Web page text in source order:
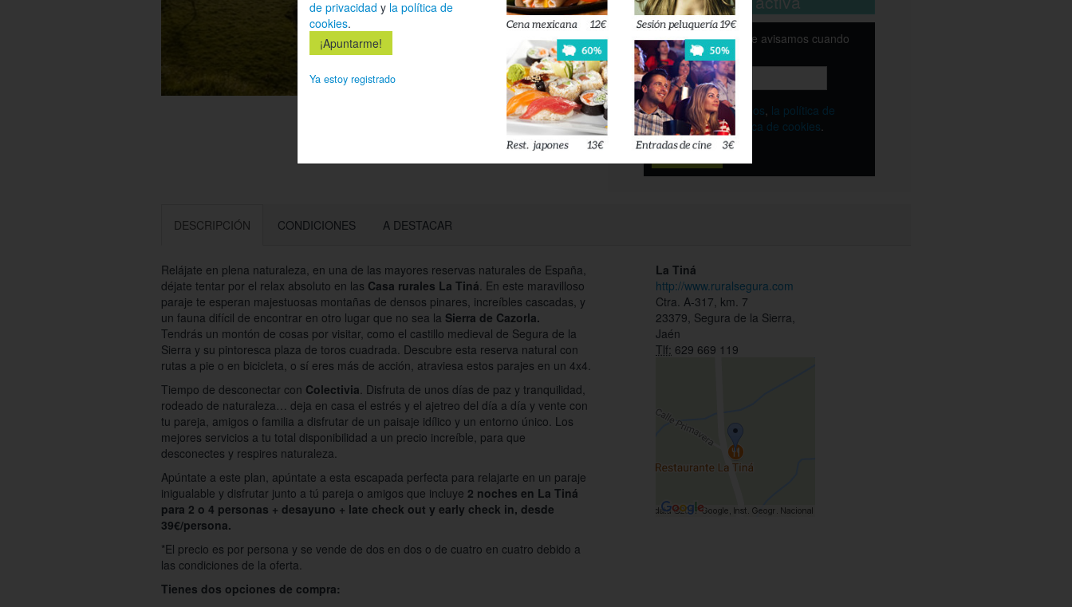
Déjanos tu email y te avisamos cuando
esté disponible
Acepto los términos, la política de
privacidadyla política de cookies.
DESCRIPCIÓN CONDICIONES A DESTACAR
Relájate en plena naturaleza, en una de las mayores reservas naturales de España,
déjate tentar por el relax absoluto en las Casa rurales La Tiná. En este maravilloso
paraje te esperan majestuosas montañas de densos pinares, increíbles cascadas, y
un fauna difícil de encontrar en otro lugar que no sea la Sierra de Cazorla.
Tendrás un montón de cosas por visitar, como el castillo medieval de Segura de la
Sierra y su pintoresca plaza de toros cuadrada. Descubre esta reserva natural con
rutas a pie o en bicicleta, o sí eres más de acción, atraviesa estos parajes en un 4x4.
Tiempo de desconectar con Colectivia. Disfruta de unos días de paz y tranquilidad,
rodeado de naturaleza… deja en casa el estrés y el ajetreo del día a día y vente con
tu pareja, amigos o familia a disfrutar de un paisaje idílico y un entorno único. Los
mejores servicios a tu total disponibilidad a un precio increíble, para que
desconectes y respires naturaleza.
Apúntate a este plan, apúntate a esta escapada perfecta para relajarte en un paraje
inigualable y disfrutar junto a tú pareja o amigos que incluye 2 noches en La Tiná
para 2 o 4 personas + desayuno + late check out y early check in, desde
39€/persona.
*El precio es por persona y se vende de dos en dos o de cuatro en cuatro debido a
las condiciones de la oferta.
Tienes dos opciones de compra:
La Tiná
http://www.ruralsegura.com
Ctra. A-317, km. 7
23379, Segura de la Sierra,
Jaén
Tlf: 629 669 119
de privacidad y la política de
cookies.
Ya estoy registrado